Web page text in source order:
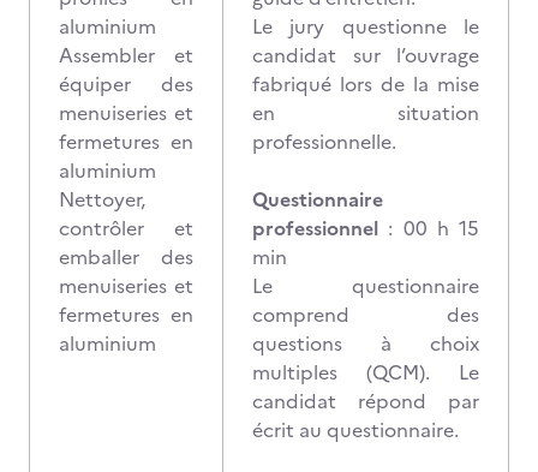
aluminium
Assembler et
équiper des
menuiseries et
fermetures en
aluminium
Nettoyer,
contrôler et
emballer des
menuiseries et
fermetures en
aluminium
Le jury questionne le
candidat sur l’ouvrage
fabriqué lors de la mise
en situation
professionnelle.
Questionnaire
professionnel : 00 h 15
min
Le questionnaire
comprend des
questions à choix
multiples (QCM). Le
candidat répond par
écrit au questionnaire.